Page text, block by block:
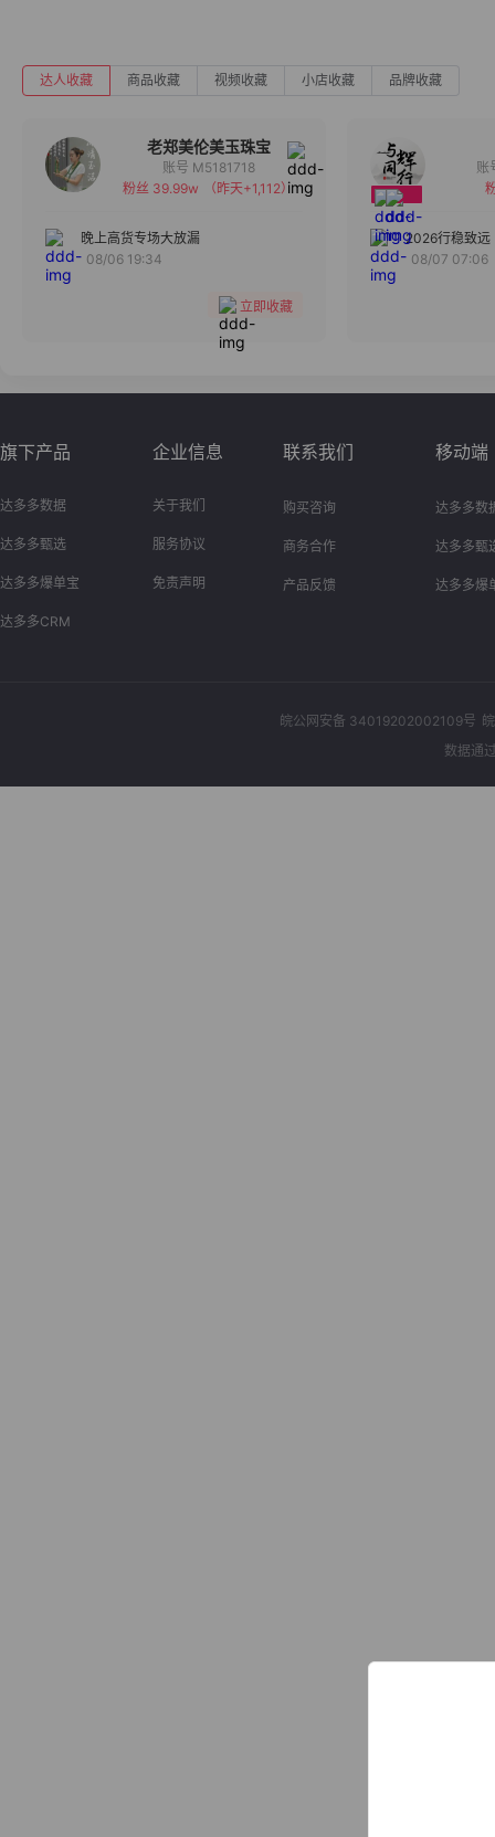
达人收藏 商品收藏 视频收藏 小店收藏 品牌收藏
老郑美伦美玉珠宝
备注
分组
账号 M5181718
粉丝 39.99w
（昨天+1,112）
晚上高货专场大放漏
08/06 19:34
立即收藏
2026行稳致远
08/07 07:06
旗下产品
达多多数据
达多多甄选
达多多爆单宝
达多多CRM
企业信息
关于我们
服务协议
免责声明
联系我们
购买咨询
商务合作
产品反馈
移动端
达多多数
达多多甄
达多多爆
皖公网安备 34019202002109号
数据通